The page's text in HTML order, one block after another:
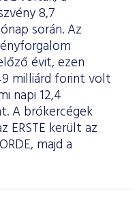
8,7
során. Az
évit, ezen
milliárd forint volt
napi 12,4
A brókercégek
ERSTE került az
majd a